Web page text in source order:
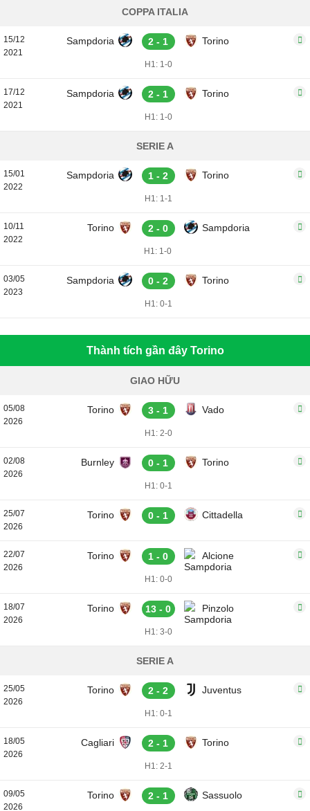
COPPA ITALIA
15/12
2021
Sampdoria 2 - 1 Torino
H1: 1-0
17/12
2021
Sampdoria 2 - 1 Torino
H1: 1-0
SERIE A
15/01
2022
Sampdoria 1 - 2 Torino
H1: 1-1
10/11
2022
Torino 2 - 0 Sampdoria
H1: 1-0
03/05
2023
Sampdoria 0 - 2 Torino
H1: 0-1
Thành tích gần đây Torino
GIAO HỮU
05/08
2026
Torino 3 - 1 Vado
H1: 2-0
02/08
2026
Burnley 0 - 1 Torino
H1: 0-1
25/07
2026
Torino 0 - 1 Cittadella
22/07
2026
Torino 1 - 0 Alcione
H1: 0-0
18/07
2026
Torino 13 - 0 Pinzolo
H1: 3-0
SERIE A
25/05
2026
Torino 2 - 2 Juventus
H1: 0-1
18/05
2026
Cagliari 2 - 1 Torino
H1: 2-1
09/05
2026
Torino 2 - 1 Sassuolo